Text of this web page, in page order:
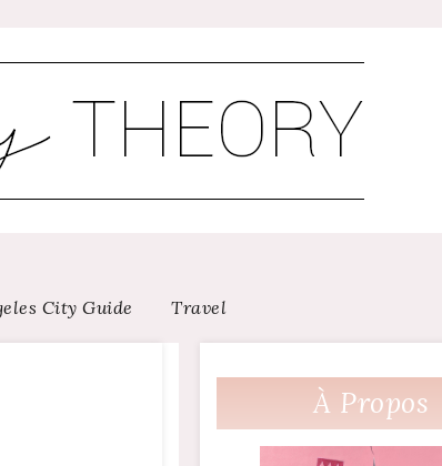
City Guide Travel
À Propos